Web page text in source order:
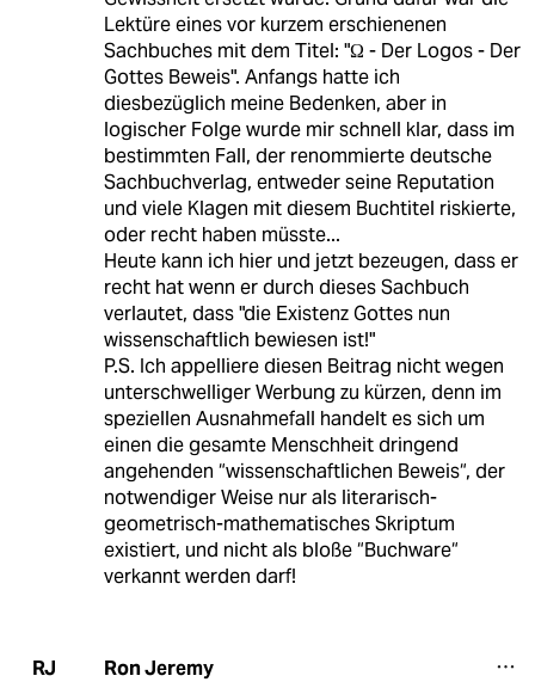
Lektüre eines vor kurzem erschienenen
Sachbuches mit dem Titel: "Ω - Der Logos - Der
Gottes Beweis". Anfangs hatte ich
diesbezüglich meine Bedenken, aber in
logischer Folge wurde mir schnell klar, dass im
bestimmten Fall, der renommierte deutsche
Sachbuchverlag, entweder seine Reputation
und viele Klagen mit diesem Buchtitel riskierte,
oder recht haben müsste...
Heute kann ich hier und jetzt bezeugen, dass er
recht hat wenn er durch dieses Sachbuch
verlautet, dass "die Existenz Gottes nun
wissenschaftlich bewiesen ist!"
P.S. Ich appelliere diesen Beitrag nicht wegen
unterschwelliger Werbung zu kürzen, denn im
speziellen Ausnahmefall handelt es sich um
einen die gesamte Menschheit dringend
angehenden “wissenschaftlichen Beweis“, der
notwendiger Weise nur als literarisch-
geometrisch-mathematisches Skriptum
existiert, und nicht als bloße “Buchware“
verkannt werden darf!
RJ Ron Jeremy